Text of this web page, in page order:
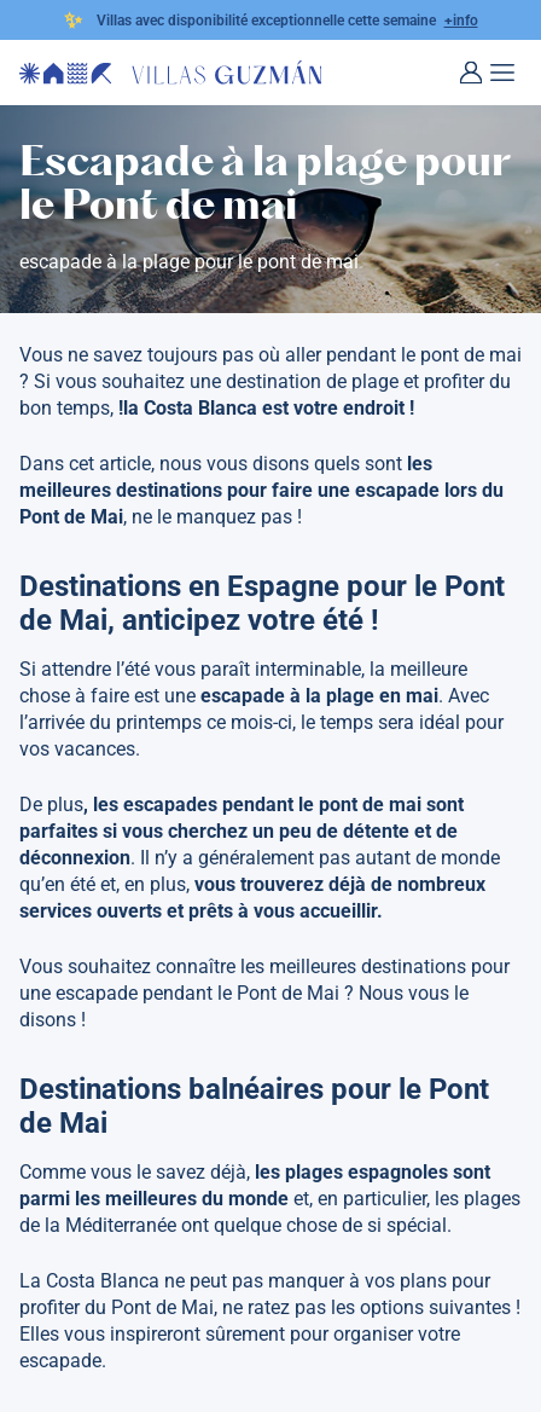
✨ Villas avec disponibilité exceptionnelle cette semaine +info
Escapade à la plage pour
le Pont de mai
escapade à la plage pour le pont de mai
Vous ne savez toujours pas où aller pendant le pont de mai
? Si vous souhaitez une destination de plage et profiter du
bon temps, !la Costa Blanca est votre endroit !
Dans cet article, nous vous disons quels sont les
meilleures destinations pour faire une escapade lors du
Pont de Mai, ne le manquez pas !
Destinations en Espagne pour le Pont
de Mai, anticipez votre été !
Si attendre l’été vous paraît interminable, la meilleure
chose à faire est une escapade à la plage en mai. Avec
l’arrivée du printemps ce mois-ci, le temps sera idéal pour
vos vacances.
De plus, les escapades pendant le pont de mai sont
parfaites si vous cherchez un peu de détente et de
déconnexion. Il n’y a généralement pas autant de monde
qu’en été et, en plus, vous trouverez déjà de nombreux
services ouverts et prêts à vous accueillir.
Vous souhaitez connaître les meilleures destinations pour
une escapade pendant le Pont de Mai ? Nous vous le
disons !
Destinations balnéaires pour le Pont
de Mai
Comme vous le savez déjà, les plages espagnoles sont
parmi les meilleures du monde et, en particulier, les plages
de la Méditerranée ont quelque chose de si spécial.
La Costa Blanca ne peut pas manquer à vos plans pour
profiter du Pont de Mai, ne ratez pas les options suivantes !
Elles vous inspireront sûrement pour organiser votre
escapade.